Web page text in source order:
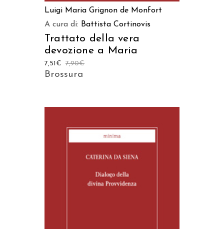
Luigi Maria Grignon de Monfort
A cura di: Battista Cortinovis
Trattato della vera
devozione a Maria
7,90€
7,51 €
Brossura